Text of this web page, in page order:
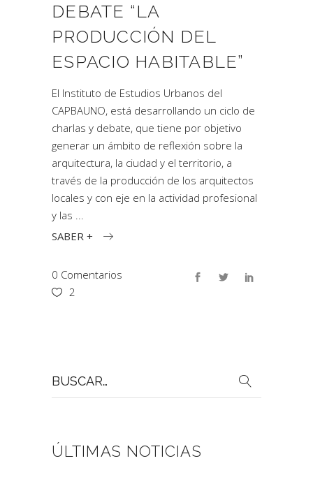
DEBATE “LA
PRODUCCIÓN DEL
ESPACIO HABITABLE”
El Instituto de Estudios Urbanos del
CAPBAUNO, está desarrollando un ciclo de
charlas y debate, que tiene por objetivo
generar un ámbito de reflexión sobre la
arquitectura, la ciudad y el territorio, a
través de la producción de los arquitectos
locales y con eje en la actividad profesional
y las
SABER +
0 Comentarios
2
por:
ÚLTIMAS NOTICIAS